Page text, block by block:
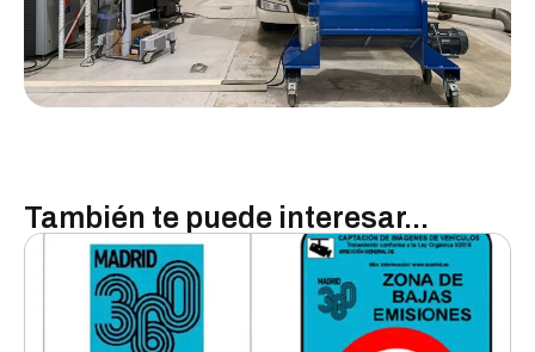
También te puede interesar...